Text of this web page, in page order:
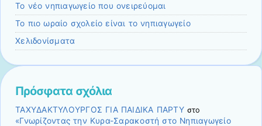
Το νέο νηπιαγωγείο που ονειρεύομαι
Το πιο ωραίο σχολείο είναι το νηπιαγωγείο
Χελιδονίσματα
Πρόσφατα σχόλια
ΤΑΧΥΔΑΚΤΥΛΟΥΡΓΟΣ ΓΙΑ ΠΑΙΔΙΚΑ ΠΑΡΤΥστο
«Γνωρίζοντας την Κυρα-Σαρακοστή στο Νηπιαγωγείο